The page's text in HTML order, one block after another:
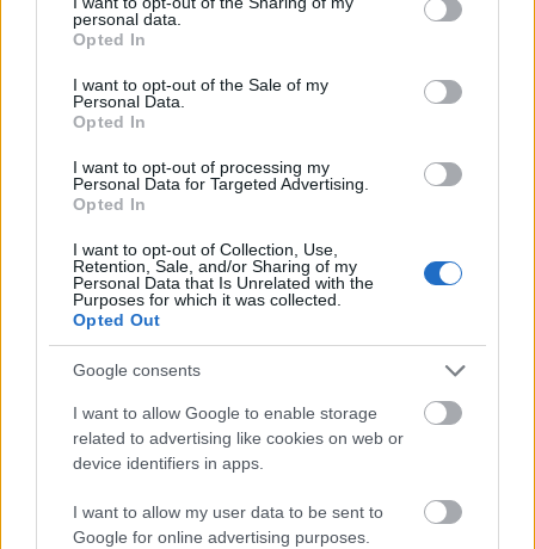
grant or deny consent to Google and its third-party tags to
use your data for below specified purposes in below Google
consent section.
personal data.
Opted In
I want to opt-out of the Sale of my
Personal Data.
Opted In
I want to opt-out of processing my
Personal Data for Targeted Advertising.
Opted In
I want to opt-out of Collection, Use,
Retention, Sale, and/or Sharing of my
Personal Data that Is Unrelated with the
Purposes for which it was collected.
Opted Out
Google consents
I want to allow Google to enable storage
related to advertising like cookies on web or
device identifiers in apps.
I want to allow my user data to be sent to
Google for online advertising purposes.